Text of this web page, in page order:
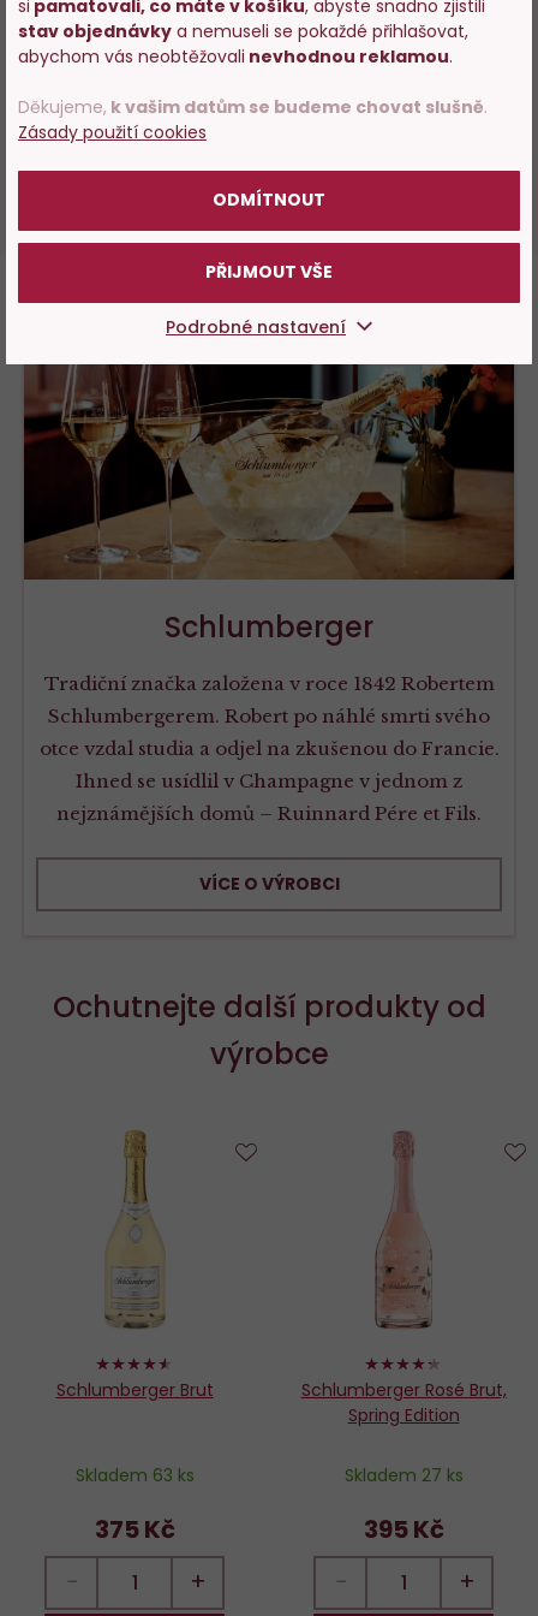
Jaroslava Zelinková, hodnocení:100%
Doporučuji.
Schlumberger
Tradiční značka založena v roce 1842 Robertem
Schlumbergerem. Robert po náhlé smrti svého
otce vzdal studia a odjel na zkušenou do Francie.
Ihned se usídlil v Champagne v jednom z
nejznámějších domů – Ruinnard Pére et Fils.
VÍCE O VÝROBCI
Ochutnejte další produkty od
výrobce
90%
Schlumberger Brut
Skladem 63 ks
375 Kč
− +
86%
Schlumberger Rosé Brut,
Spring Edition
Skladem 27 ks
395 Kč
− +
si pamatovali, co máte v košíku, abyste snadno zjistili
stav objednávky a nemuseli se pokaždé přihlašovat,
abychom vás neobtěžovali nevhodnou reklamou.
Děkujeme, k vašim datům se budeme chovat slušně.
Zásady použití cookies
ODMÍTNOUT
PŘIJMOUT VŠE
Podrobné nastavení
Vstupujete na stránky
s prodejem alkoholu. Prosím